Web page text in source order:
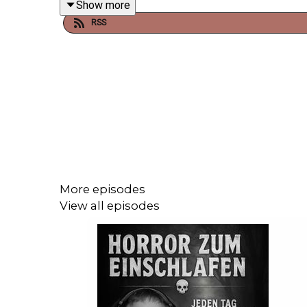
Die Creepypasta wurde unter der CC BY-SA 4.0
Show more
RSS
More episodes
View all episodes